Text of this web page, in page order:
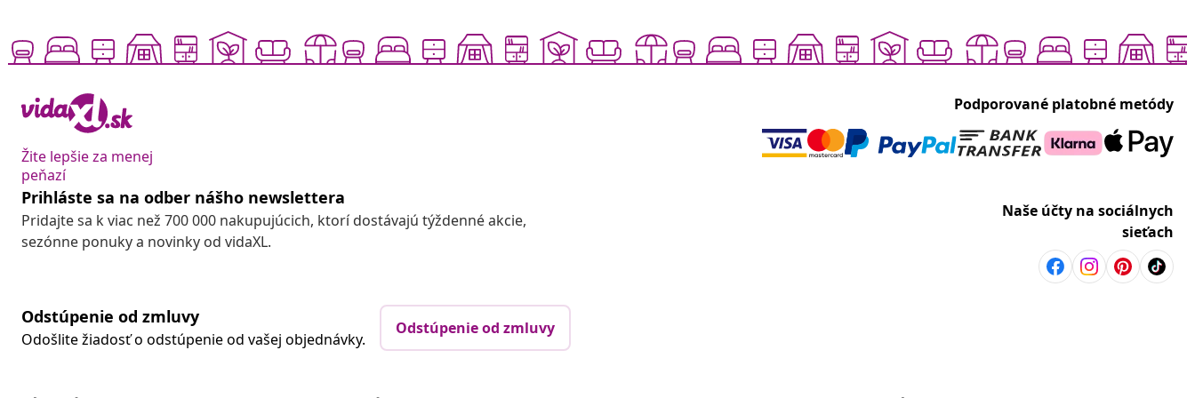
Žite lepšie za menej
peňazí
Podporované platobné metódy
Prihláste sa na odber nášho newslettera
Pridajte sa k viac než 700 000 nakupujúcich, ktorí dostávajú týždenné akcie,
sezónne ponuky a novinky od vidaXL.
Naše účty na sociálnych
sieťach
Odstúpenie od zmluvy
Odošlite žiadosť o odstúpenie od vašej objednávky.
Odstúpenie od zmluvy